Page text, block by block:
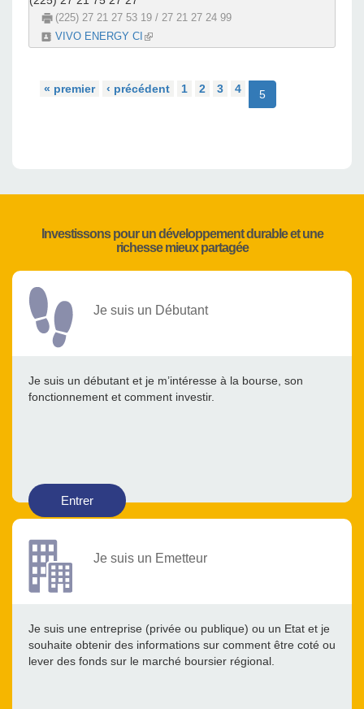
(225) 27 21 27 53 19 / 27 21 27 24 99
VIVO ENERGY CI (link is external)
« premier ‹ précédent 1 2 3 4 5
Investissons pour un développement durable et une
richesse mieux partagée
Je suis un Débutant
Je suis un débutant et je m’intéresse à la bourse, son
fonctionnement et comment investir.
Entrer
Je suis un Emetteur
Je suis une entreprise (privée ou publique) ou un Etat et je
souhaite obtenir des informations sur comment être coté ou
lever des fonds sur le marché boursier régional.